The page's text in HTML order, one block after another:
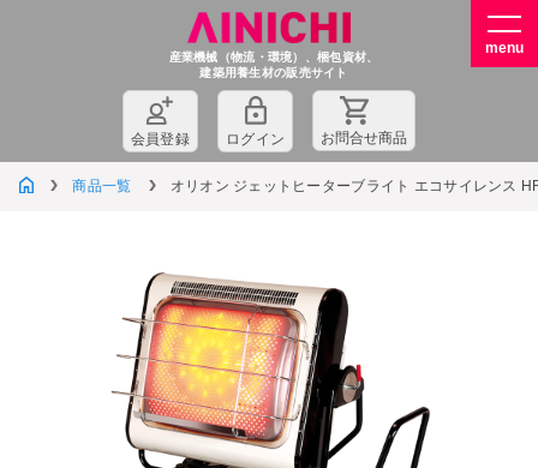
産業機械（物流・環境）、梱包資材、
建築用養生材の販売サイト
会員登録 ログイン お問合せ商品
商品一覧 オリオン ジェットヒーターブライト エコサイレンス